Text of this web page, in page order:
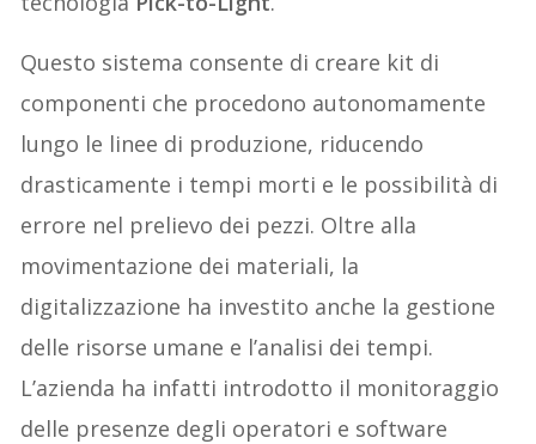
Questo sistema consente di creare kit di
componenti che procedono autonomamente
lungo le linee di produzione, riducendo
drasticamente i tempi morti e le possibilità di
errore nel prelievo dei pezzi. Oltre alla
movimentazione dei materiali, la
digitalizzazione ha investito anche la gestione
delle risorse umane e l’analisi dei tempi.
L’azienda ha infatti introdotto il monitoraggio
delle presenze degli operatori e software